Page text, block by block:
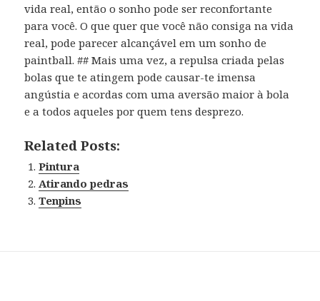
vida real, então o sonho pode ser reconfortante
para você. O que quer que você não consiga na vida
real, pode parecer alcançável em um sonho de
paintball. ## Mais uma vez, a repulsa criada pelas
bolas que te atingem pode causar-te imensa
angústia e acordas com uma aversão maior à bola
e a todos aqueles por quem tens desprezo.
Related Posts:
Pintura
Atirando pedras
Tenpins